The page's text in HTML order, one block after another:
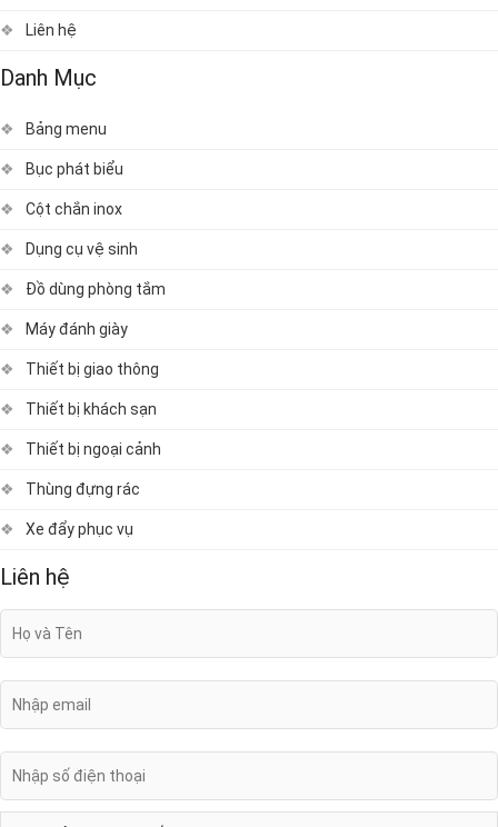
Liên hệ
Danh Mục
Bảng menu
Bục phát biểu
Cột chắn inox
Dụng cụ vệ sinh
Đồ dùng phòng tắm
Máy đánh giày
Thiết bị giao thông
Thiết bị khách sạn
Thiết bị ngoại cảnh
Thùng đựng rác
Xe đẩy phục vụ
Liên hệ